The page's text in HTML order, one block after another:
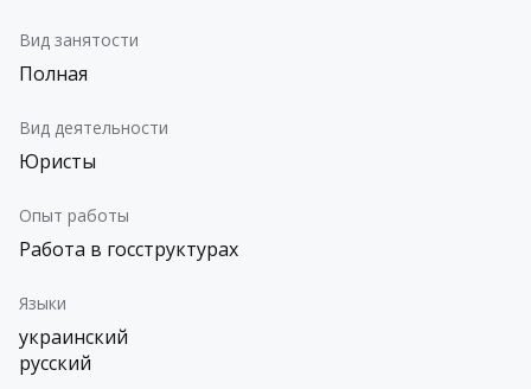
Вид занятости
Полная
Вид деятельности
Юристы
Опыт работы
Работа в госструктурах
Языки
украинский
русский